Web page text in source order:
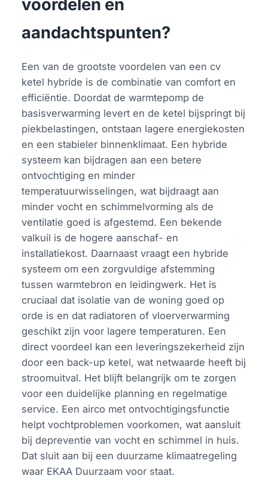
voordelen en
aandachtspunten?
Een van de grootste voordelen van een cv
ketel hybride is de combinatie van comfort en
efficiëntie. Doordat de warmtepomp de
basisverwarming levert en de ketel bijspringt bij
piekbelastingen, ontstaan lagere energiekosten
en een stabieler binnenklimaat. Een hybride
systeem kan bijdragen aan een betere
ontvochtiging en minder
temperatuurwisselingen, wat bijdraagt aan
minder vocht en schimmelvorming als de
ventilatie goed is afgestemd. Een bekende
valkuil is de hogere aanschaf- en
installatiekost. Daarnaast vraagt een hybride
systeem om een zorgvuldige afstemming
tussen warmtebron en leidingwerk. Het is
cruciaal dat isolatie van de woning goed op
orde is en dat radiatoren of vloerverwarming
geschikt zijn voor lagere temperaturen. Een
direct voordeel kan een leveringszekerheid zijn
door een back-up ketel, wat netwaarde heeft bij
stroomuitval. Het blijft belangrijk om te zorgen
voor een duidelijke planning en regelmatige
service. Een airco met ontvochtigingsfunctie
helpt vochtproblemen voorkomen, wat aansluit
bij depreventie van vocht en schimmel in huis.
Dat sluit aan bij een duurzame klimaatregeling
waar EKAA Duurzaam voor staat.